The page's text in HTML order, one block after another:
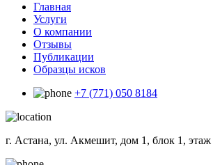
Главная
Услуги
О компании
Отзывы
Публикации
Образцы исков
+7 (771) 050 8184
г. Астана, ул. Акмешит, дом 1, блок 1, этаж